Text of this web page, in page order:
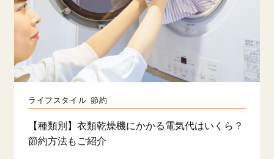
ライフスタイル 節約
【種類別】衣類乾燥機にかかる電気代はいくら？
節約方法もご紹介